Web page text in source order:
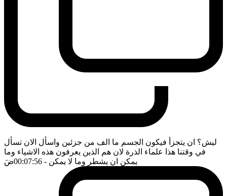
ليش؟ ان يتجزأ فيكون الجسم ما الف من جزئين واسأل الان تسأل
في وقتنا هذا علماء الذرة لان هم الذين يعرفون هذه الاشياء وما
يمكن ان يشطر وما لا يمكن - 00:07:56 ضَ